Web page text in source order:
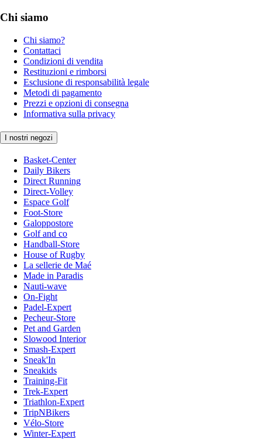
Chi siamo
Chi siamo?
Contattaci
Condizioni di vendita
Restituzioni e rimborsi
Esclusione di responsabilità legale
Metodi di pagamento
Prezzi e opzioni di consegna
Informativa sulla privacy
I nostri negozi
Basket-Center
Daily Bikers
Direct Running
Direct-Volley
Espace Golf
Foot-Store
Galoppostore
Golf and co
Handball-Store
House of Rugby
La sellerie de Maé
Made in Paradis
Nauti-wave
On-Fight
Padel-Expert
Pecheur-Store
Pet and Garden
Slowood Interior
Smash-Expert
Sneak'In
Sneakids
Training-Fit
Trek-Expert
Triathlon-Expert
TripNBikers
Vélo-Store
Winter-Expert